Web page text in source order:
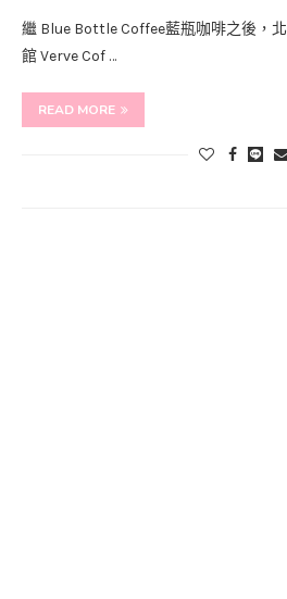
繼 Blue Bottle Coffee藍瓶咖啡之後，
館 Verve Cof …
READ MORE